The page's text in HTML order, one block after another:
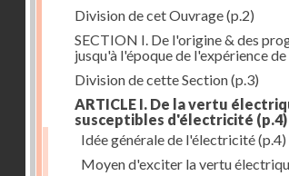
Division de cet Ouvrage(p.2)
SECTION I. De l'origine & des
jusqu'à l'époque de l'expérience
Division de cette Section(p.3)
ARTICLE I. De la vertu
susceptibles d'électricité (p.4)
Idée générale de l'électricité(p.4)
Moyen d'exciter la vertu